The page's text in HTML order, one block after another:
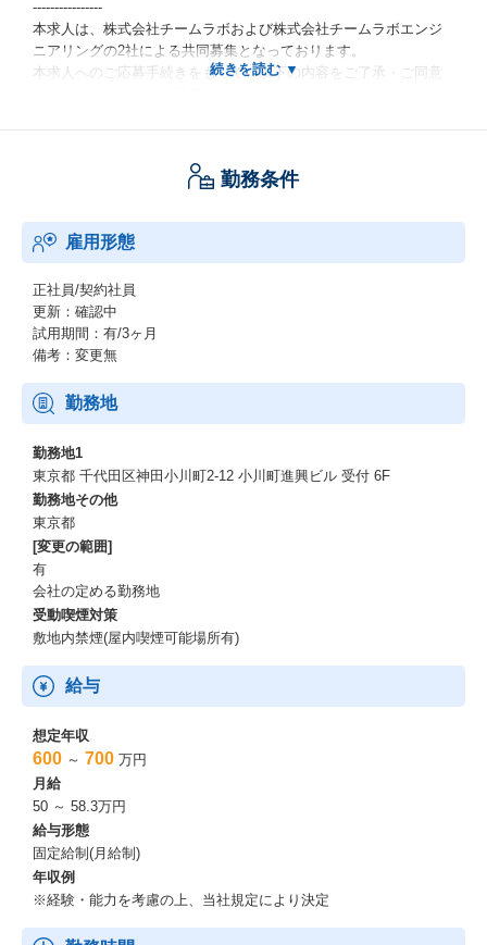
----------------
本求人は、株式会社チームラボおよび株式会社チームラボエンジ
ニアリングの2社による共同募集となっております。
本求人へのご応募手続きをもって、以下の内容をご了承・ご同意
当初の選考は「株式会社チームラボ」にて一括して行い、
入社先企業として決定・提示します。
・株式会社チームラボ
・株式会社チームラボエンジニアリング
2. 個人情報の共同利用について
上記の選考プロセスに伴い、ご提出いただいた個人情報は両社間
同社のプライバシーポリシー（https://www.team-lab.com/privacy/
）をご確認ください。
-------------------------------------------------------------------------------------------------
----------------
勤務条件
雇用形態
正社員/契約社員
更新：確認中
試用期間：有/3ヶ月
備考：変更無
勤務地
勤務地1
東京都 千代田区神田小川町2-12 小川町進興ビル 受付 6F
勤務地その他
東京都
[変更の範囲]
有
会社の定める勤務地
受動喫煙対策
敷地内禁煙(屋内喫煙可能場所有)
給与
想定年収
600 ～ 700 万円
月給
50 ～ 58.3万円
給与形態
固定給制(月給制)
年収例
※経験・能力を考慮の上、当社規定により決定